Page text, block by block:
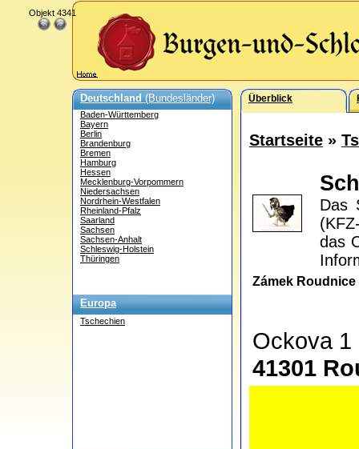
Deutschland(Bundesländer)
Baden-Württemberg
Bayern
Berlin
Brandenburg
Bremen
Hamburg
Hessen
Mecklenburg-Vorpommern
Niedersachsen
Nordrhein-Westfalen
Rheinland-Pfalz
Saarland
Sachsen
Sachsen-Anhalt
Schleswig-Holstein
Thüringen
Europa
Tschechien
Überblick
Startseite »
Das
das
Zámek
Ockova
41301
Objekt 4341